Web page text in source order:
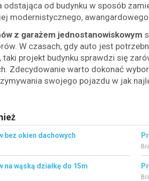
odstająca od budynku w sposób
modernistycznego,
z garażem jednostanowiskowym
W czasach, gdy auto jest
taki projekt budynku sprawdzi się
Zdecydowanie warto dokonać
swojego pojazdu w jak
bez okien dachowych
na wąską działkę do 15m